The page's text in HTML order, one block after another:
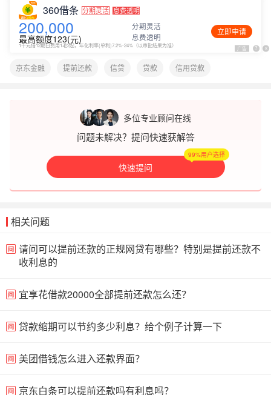
广告 ? x
360借条 分期灵活 息费透明
200,000
最高额度123(元)
分期灵活
息费透明
立即申请
1千元借12期日费用1毛2起，年化利率(单利)7.2%-24%（以审批结果为准）
京东金融 提前还款 信贷 贷款 信用贷款
多位专业顾问在线
问题未解决？提问快速获解答
快速提问
99%用户选择
相关问题
请问可以提前还款的正规网贷有哪些？特别是提前还款不
收利息的
宜享花借款20000全部提前还款怎么还？
贷款缩期可以节约多少利息？给个例子计算一下
美团借钱怎么进入还款界面？
京东白条可以提前还款吗有利息吗？